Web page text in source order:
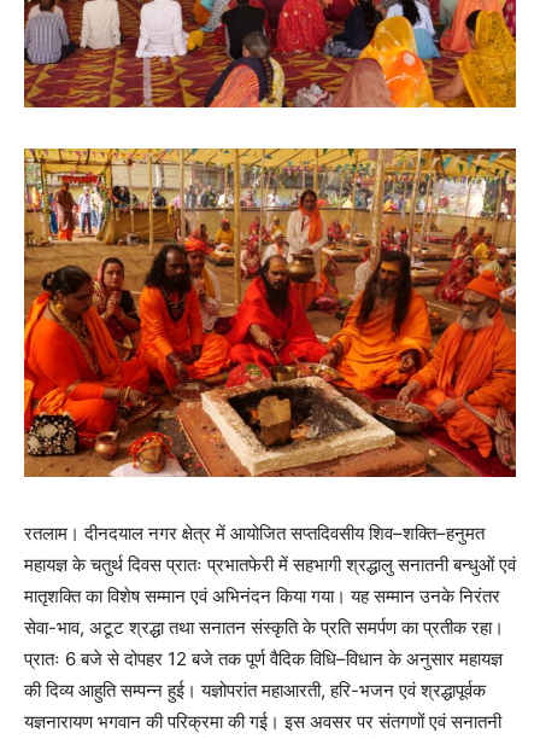
रतलाम। दीनदयाल नगर क्षेत्र में आयोजित सप्तदिवसीय शिव–शक्ति–हनुमत
महायज्ञ के चतुर्थ दिवस प्रातः प्रभातफेरी में सहभागी श्रद्धालु सनातनी बन्धुओं एवं
मातृशक्ति का विशेष सम्मान एवं अभिनंदन किया गया। यह सम्मान उनके निरंतर
सेवा-भाव, अटूट श्रद्धा तथा सनातन संस्कृति के प्रति समर्पण का प्रतीक रहा।
प्रातः 6 बजे से दोपहर 12 बजे तक पूर्ण वैदिक विधि–विधान के अनुसार महायज्ञ
की दिव्य आहुति सम्पन्न हुई। यज्ञोपरांत महाआरती, हरि-भजन एवं श्रद्धापूर्वक
यज्ञनारायण भगवान की परिक्रमा की गई। इस अवसर पर संतगणों एवं सनातनी